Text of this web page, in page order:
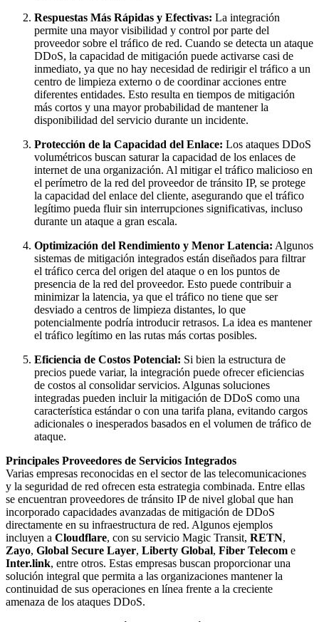
Respuestas Más Rápidas y Efectivas: La integración
permite una mayor visibilidad y control por parte del
proveedor sobre el tráfico de red. Cuando se detecta un ataque
DDoS, la capacidad de mitigación puede activarse casi de
inmediato, ya que no hay necesidad de redirigir el tráfico a un
centro de limpieza externo o de coordinar acciones entre
diferentes entidades. Esto resulta en tiempos de mitigación
más cortos y una mayor probabilidad de mantener la
disponibilidad del servicio durante un incidente.
Protección de la Capacidad del Enlace: Los ataques DDoS
volumétricos buscan saturar la capacidad de los enlaces de
internet de una organización. Al mitigar el tráfico malicioso en
el perímetro de la red del proveedor de tránsito IP, se protege
la capacidad del enlace del cliente, asegurando que el tráfico
legítimo pueda fluir sin interrupciones significativas, incluso
durante un ataque a gran escala.
Optimización del Rendimiento y Menor Latencia: Algunos
sistemas de mitigación integrados están diseñados para filtrar
el tráfico cerca del origen del ataque o en los puntos de
presencia de la red del proveedor. Esto puede contribuir a
minimizar la latencia, ya que el tráfico no tiene que ser
desviado a centros de limpieza distantes, lo que
potencialmente podría introducir retrasos. La idea es mantener
el tráfico legítimo en las rutas más cortas posibles.
Eficiencia de Costos Potencial: Si bien la estructura de
precios puede variar, la integración puede ofrecer eficiencias
de costos al consolidar servicios. Algunas soluciones
integradas pueden incluir la mitigación de DDoS como una
característica estándar o con una tarifa plana, evitando cargos
adicionales o inesperados basados en el volumen de tráfico de
ataque.
Principales Proveedores de Servicios Integrados
Varias empresas reconocidas en el sector de las telecomunicaciones
y la seguridad de red ofrecen esta estrategia combinada. Entre ellas
se encuentran proveedores de tránsito IP de nivel global que han
incorporado capacidades avanzadas de mitigación de DDoS
directamente en su infraestructura de red. Algunos ejemplos
incluyen a Cloudflare, con su servicio Magic Transit, RETN,
Zayo, Global Secure Layer, Liberty Global, Fiber Telecom e
Inter.link, entre otros. Estas empresas buscan proporcionar una
solución integral que permita a las organizaciones mantener la
continuidad de sus operaciones en línea frente a la creciente
amenaza de los ataques DDoS.